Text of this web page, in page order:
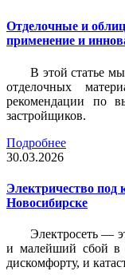
Отделочные и
применение и
В этой статье
отделочных
рекомендации по
застройщиков.
Подробнее
30.03.2026
Электричество под
Новосибирске
Электросеть —
и малейший сбой в
дискомфорту, и